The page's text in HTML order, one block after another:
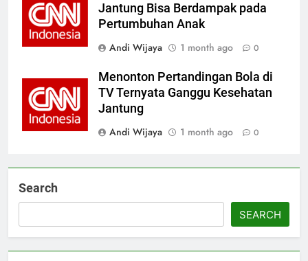
Jantung Bisa Berdampak pada
Pertumbuhan Anak
Andi Wijaya
1 month ago 0
Menonton Pertandingan Bola di
TV Ternyata Ganggu Kesehatan
Jantung
Andi Wijaya
1 month ago 0
Search
SEARCH